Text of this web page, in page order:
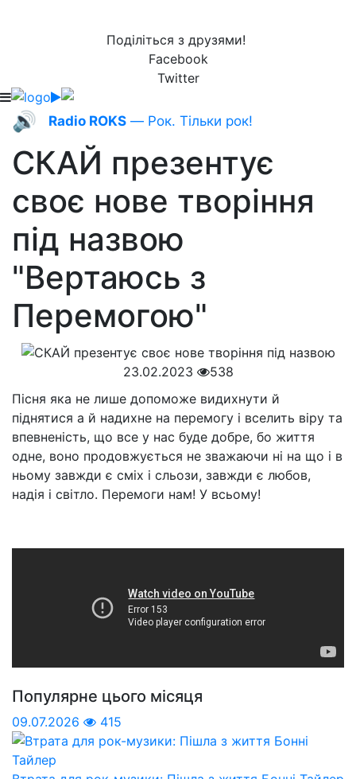
Поділіться з друзями!
Facebook
Twitter
🔊 Radio ROKS — Рок. Тільки рок!
СКАЙ презентує
своє нове творіння
під назвою
"Вертаюсь з
Перемогою"
23.02.2023
538
Пісня яка не лише допоможе видихнути й
піднятися а й надихне на перемогу і вселить віру та
впевненість, що все у нас буде добре, бо життя
одне, воно продовжується не зважаючи ні на що і в
ньому завжди є сміх і сльози, завжди є любов,
надія і світло. Перемоги нам! У всьому!
Популярне цього місяця
09.07.2026 415